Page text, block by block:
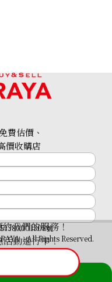
我們的服務！
活動進行中！
費估價、
價收購店
號
All Rights Reserved.